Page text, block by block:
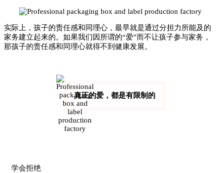
实际上，孩子的责任感和同理心，最早就是通过分担力所能及的
家务建立起来的。如果我们因所谓的“爱”而不让孩子参与家务，
那孩子的责任感和同理心就得不到健康发展。
真正的爱，都是有限制的
学会拒绝